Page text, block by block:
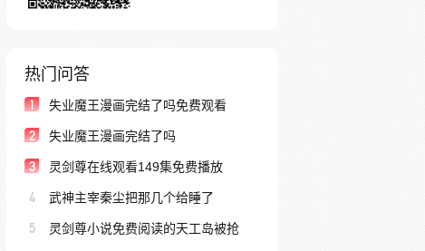
热门问答
1 失业魔王漫画完结了吗免费观看
2 失业魔王漫画完结了吗
3 灵剑尊在线观看149集免费播放
4 武神主宰秦尘把那几个给睡了
5 灵剑尊小说免费阅读的天工岛被抢